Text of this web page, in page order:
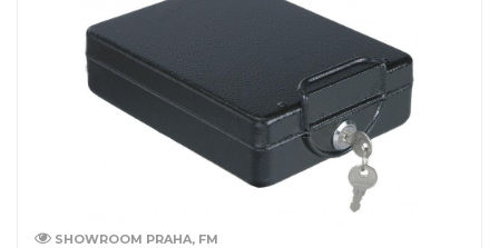
SHOWROOM PRAHA, FM